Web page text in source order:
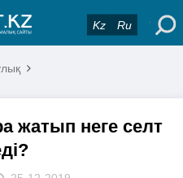
Kz Ru
жатып неге селт